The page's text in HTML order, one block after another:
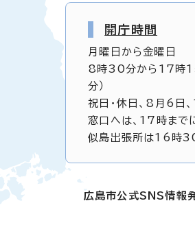
開庁時間
月曜日から金曜日
8時30分から17時
分）
祝日・休日、8月6日
窓口へは、17時まで
似島出張所は16時30
広島市公式SNS情報